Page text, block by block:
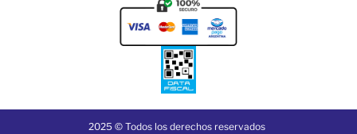
2025 © Todos los derechos reservados